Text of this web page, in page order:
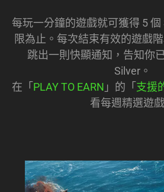
每玩一分鐘的遊戲就可獲得 5
限為止。每次結束有效的遊戲
跳出一則快顯通知，告知你
Silver。
在「 PLAY TO EARN 」的「 支援
看每週精選遊戲